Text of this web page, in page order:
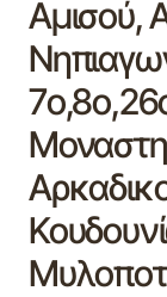
Αμισού,